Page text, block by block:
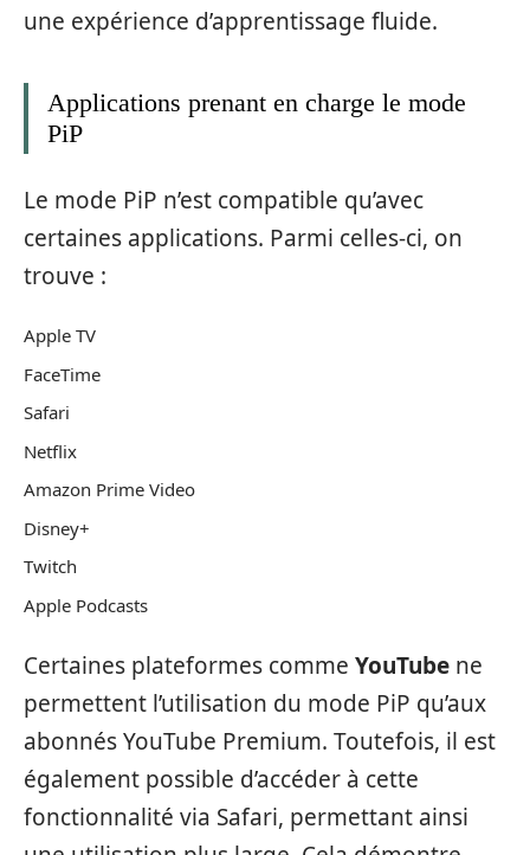
une expérience d’apprentissage fluide.
Applications prenant en charge le mode
PiP
Le mode PiP n’est compatible qu’avec
certaines applications. Parmi celles-ci, on
trouve :
Apple TV
FaceTime
Safari
Netflix
Amazon Prime Video
Disney+
Twitch
Apple Podcasts
Certaines plateformes comme YouTube ne
permettent l’utilisation du mode PiP qu’aux
abonnés YouTube Premium. Toutefois, il est
également possible d’accéder à cette
fonctionnalité via Safari, permettant ainsi